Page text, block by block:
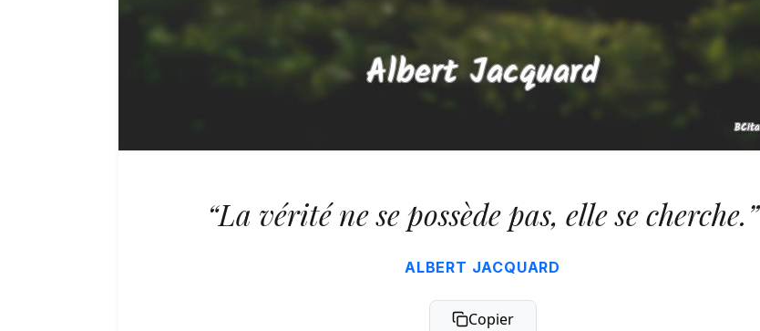
“La vérité ne se possède pas, elle se cherche.”
ALBERT JACQUARD
Copier